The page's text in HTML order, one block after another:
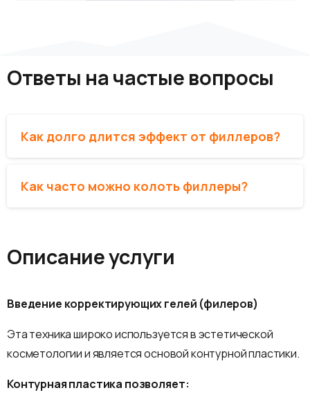
Ответы на частые вопросы
Как долго длится эффект от филлеров?
Как часто можно колоть филлеры?
Описаниеуслуги
Введение корректирующих гелей (филеров)
Эта техника широко используется в эстетической
косметологии и является основой контурной пластики.
Контурная пластика позволяет: